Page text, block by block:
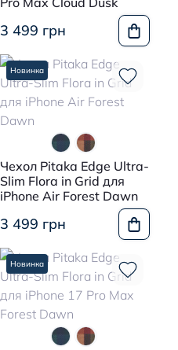
3 499 грн
Новинка
Чехол Pitaka Edge Ultra-
Slim Flora in Grid для
iPhone Air Forest Dawn
3 499 грн
Новинка